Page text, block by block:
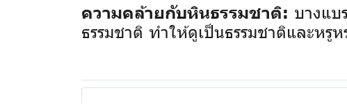
ความคล้ายกับหินธรรมชาติ: บางแ
ธรรมชาติ ทำให้ดูเป็นธรรมชาติและหรู